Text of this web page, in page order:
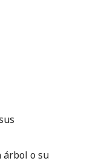
árbol o su